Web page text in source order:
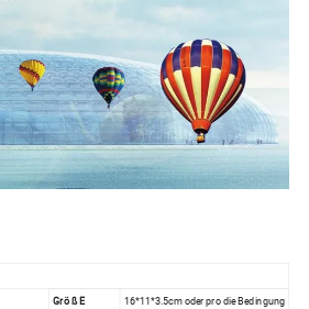
Grö ß E 16*11*3.5cm oder pro die Bedingung